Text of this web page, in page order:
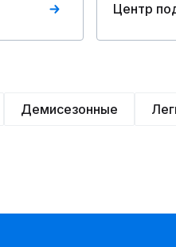
Центр
Демисезонные